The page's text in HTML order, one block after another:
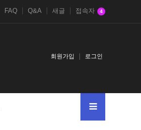
FAQ Q&A 새글 접속자 4
회원가입 로그인